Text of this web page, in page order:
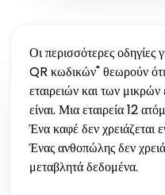
Οι περισσότερες οδηγίες
QR κωδικών" θεωρούν
εταιρειών και των μικρών
είναι. Μια εταιρεία 12
Ένα καφέ δεν
Ένας ανθοπώλης δεν
μεταβλητά δεδομένα.